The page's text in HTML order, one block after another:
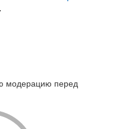
.
модерацию перед